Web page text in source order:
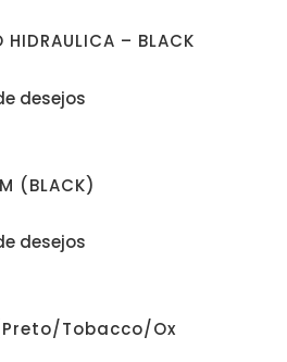
HIDRAULICA – BLACK
desejos
(BLACK)
desejos
Tobacco/Ox